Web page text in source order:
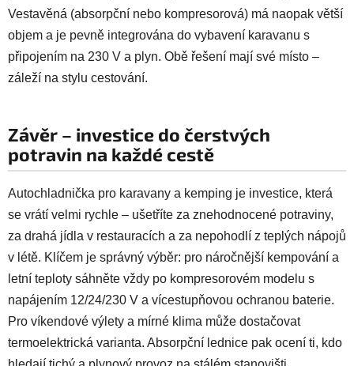
Vestavěná (absorpční nebo kompresorová) má naopak větší
objem a je pevně integrována do vybavení karavanu s
připojením na 230 V a plyn. Obě řešení mají své místo –
záleží na stylu cestování.
Závěr – investice do čerstvých
potravin na každé cestě
Autochladnička pro karavany a kemping je investice, která
se vrátí velmi rychle – ušetříte za znehodnocené potraviny,
za drahá jídla v restauracích a za nepohodlí z teplých nápojů
v létě. Klíčem je správný výběr: pro náročnější kempování a
letní teploty sáhněte vždy po kompresorovém modelu s
napájením 12/24/230 V a vícestupňovou ochranou baterie.
Pro víkendové výlety a mírné klima může dostačovat
termoelektrická varianta. Absorpční lednice pak ocení ti, kdo